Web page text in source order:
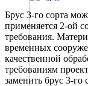
Брус 3-го сорта
применяется 2-ой
требования.
временных
качественной
требованиям
заменить брус 3-го